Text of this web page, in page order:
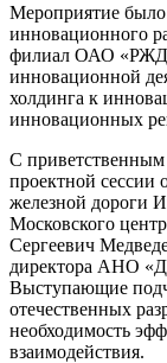
Мероприятие
инновационного
филиал ОАО «РЖД»
инновационной
холдинга к
инновационных
С приветственным
проектной сессии
железной дороги
Московского
Сергеевич
директора АНО
Выступающие
отечественных
необходимость
взаимодействия.